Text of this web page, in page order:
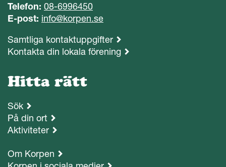
Telefon: 08-6996450
E-post: info@korpen.se
Samtliga kontaktuppgifter
Kontakta din lokala förening
Hitta rätt
Sök
På din ort
Aktiviteter
Om Korpen